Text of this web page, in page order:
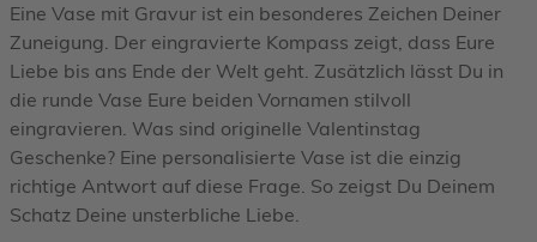
Eine Vase mit Gravur ist ein besonderes Zeichen Deiner
Zuneigung. Der eingravierte Kompass zeigt, dass Eure
Liebe bis ans Ende der Welt geht. Zusätzlich lässt Du in
die runde Vase Eure beiden Vornamen stilvoll
eingravieren. Was sind originelle Valentinstag
Geschenke? Eine personalisierte Vase ist die einzig
richtige Antwort auf diese Frage. So zeigst Du Deinem
Schatz Deine unsterbliche Liebe.